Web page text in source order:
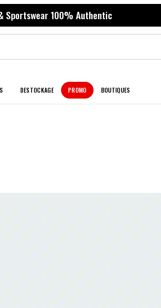
Sportswear 100% Authentic
DESTOCKAGE PROMO BOUTIQUES